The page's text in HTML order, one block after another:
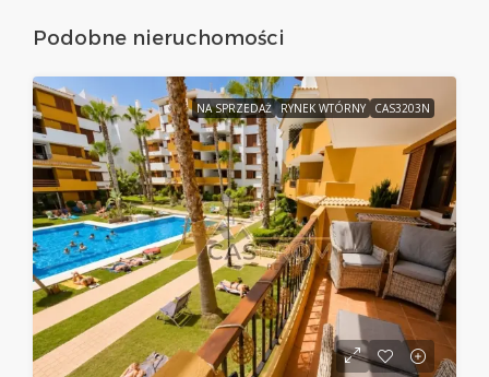
Podobne nieruchomości
NA SPRZEDAŻ RYNEK WTÓRNY CAS3203N